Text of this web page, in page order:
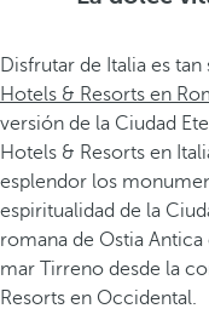
Disfrutar de Italia es
Hotels & Resorts en
versión de la Ciudad
Hotels & Resorts en
esplendor los
espiritualidad de la
romana de Ostia
mar Tirreno desde la
Resorts en Occidental.